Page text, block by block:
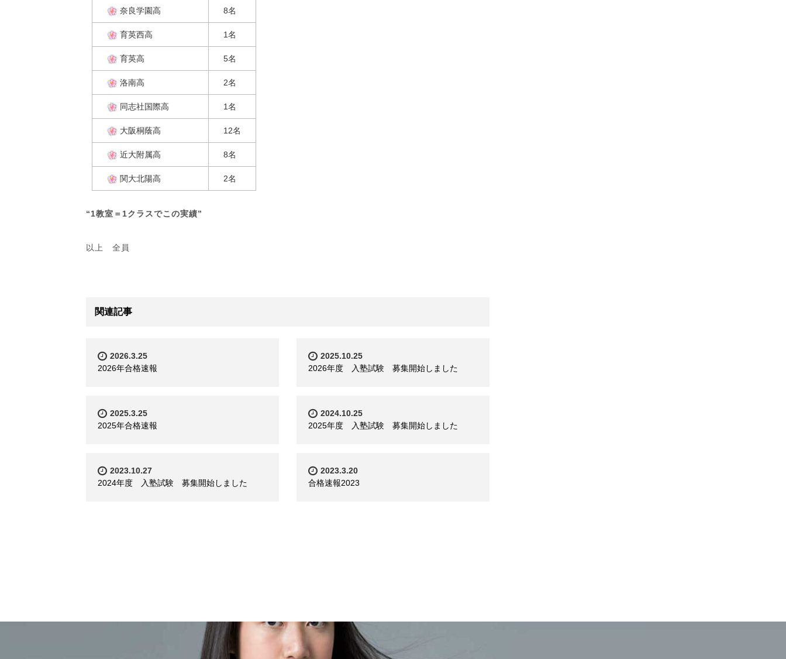
奈良学園高 8名
育英西高 1名
育英高 5名
洛南高 2名
同志社国際高 1名
大阪桐蔭高 12名
近大附属高 8名
関大北陽高 2名
“1教室＝1クラスでこの実績”
以上 全員
関連記事
2026.3.25
2026年合格速報
2025.10.25
2026年度 入塾試験 募集開始しました
2025.3.25
2025年合格速報
2024.10.25
2025年度 入塾試験 募集開始しました
2023.10.27
2024年度 入塾試験 募集開始しました
2023.3.20
合格速報2023